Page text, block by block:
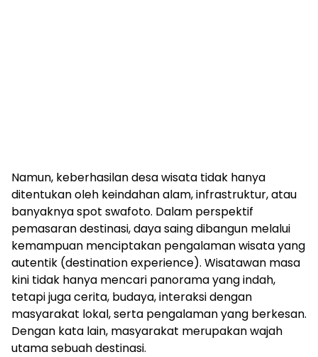
Namun, keberhasilan desa wisata tidak hanya
ditentukan oleh keindahan alam, infrastruktur, atau
banyaknya spot swafoto. Dalam perspektif
pemasaran destinasi, daya saing dibangun melalui
kemampuan menciptakan pengalaman wisata yang
autentik (destination experience). Wisatawan masa
kini tidak hanya mencari panorama yang indah,
tetapi juga cerita, budaya, interaksi dengan
masyarakat lokal, serta pengalaman yang berkesan.
Dengan kata lain, masyarakat merupakan wajah
utama sebuah destinasi.